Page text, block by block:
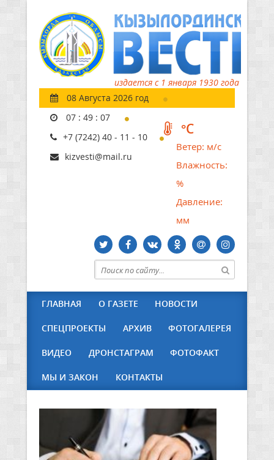
издается с 1 января 1930 года
08 Августа 2026 год
07 : 49 : 08
+7 (7242) 40 - 11 - 10
kizvesti@mail.ru
°C
Ветер: м/с
Влажность:
%
Давление:
мм
ГЛАВНАЯ О ГАЗЕТЕ НОВОСТИ
СПЕЦПРОЕКТЫ АРХИВ ФОТОГАЛЕРЕЯ
ВИДЕО ДРОНСТАГРАМ ФОТОФАКТ
МЫ И ЗАКОН КОНТАКТЫ